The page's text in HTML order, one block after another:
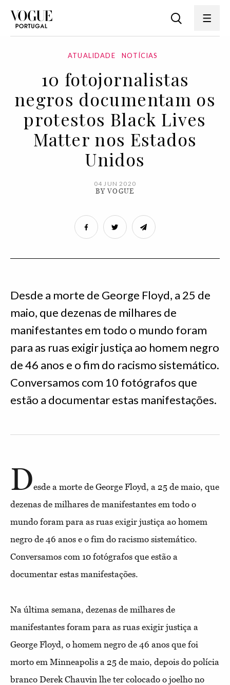
ATUALIDADE NOTÍCIAS
10 fotojornalistas
negros documentam os
protestos Black Lives
Matter nos Estados
Unidos
04 JUN 2020
BY VOGUE
Desde a morte de George Floyd, a 25 de
maio, que dezenas de milhares de
manifestantes em todo o mundo foram
para as ruas exigir justiça ao homem negro
de 46 anos e o fim do racismo sistemático.
Conversamos com 10 fotógrafos que
estão a documentar estas manifestações.
Desde a morte de George Floyd, a 25 de maio, que
dezenas de milhares de manifestantes em todo o
mundo foram para as ruas exigir justiça ao homem
negro de 46 anos e o fim do racismo sistemático.
Conversamos com 10 fotógrafos que estão a
documentar estas manifestações.
Na última semana, dezenas de milhares de
manifestantes foram para as ruas exigir justiça a
George Floyd, o homem negro de 46 anos que foi
morto em Minneapolis a 25 de maio, depois do polícia
branco Derek Chauvin lhe ter colocado o joelho no